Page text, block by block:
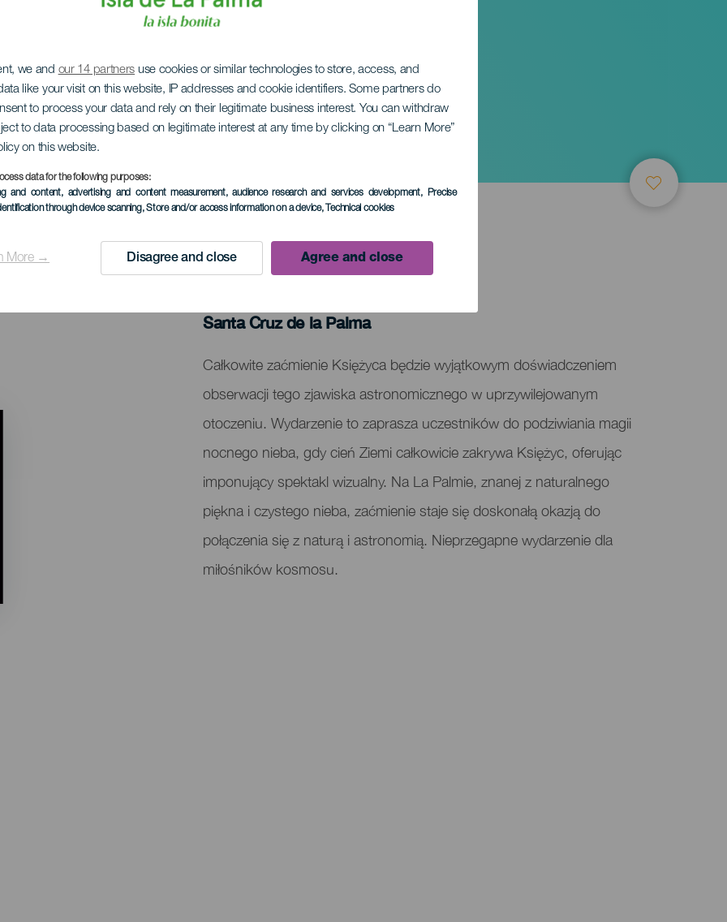
we and our 14 partners use cookies or similar technologies to store, access, and
like your visit on this website, IP addresses and cookie identifiers. Some partners do
to process your data and rely on their legitimate business interest. You can withdraw
to data processing based on legitimate interest at any time by clicking on “Learn More”
on this website.
data for the following purposes:
and content, advertising and content measurement, audience research and services development, Precise
through device scanning, Store and/or access information on a device, Technical cookies
More → Disagree and close Agree and close
Księżyca
MINIONE WYDARZENIA
Localidad
Santa Cruz de la Palma
Descripción
del
evento
Całkowite zaćmienie Księżyca będzie wyjątkowym doświadczeniem
obserwacji tego zjawiska astronomicznego w uprzywilejowanym
otoczeniu. Wydarzenie to zaprasza uczestników do podziwiania magii
nocnego nieba, gdy cień Ziemi całkowicie zakrywa Księżyc, oferując
imponujący spektakl wizualny. Na La Palmie, znanej z naturalnego
piękna i czystego nieba, zaćmienie staje się doskonałą okazją do
połączenia się z naturą i astronomią. Nieprzegapne wydarzenie dla
miłośników kosmosu.